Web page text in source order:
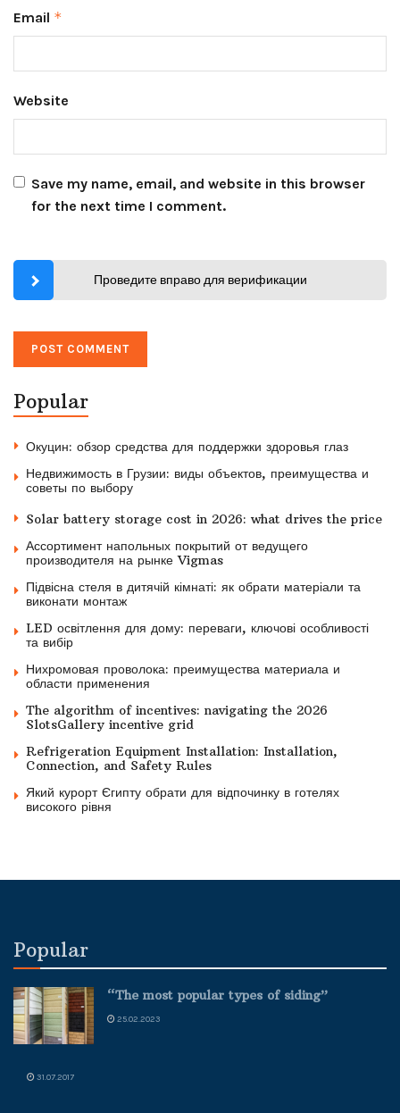
Email *
Website
Save my name, email, and website in this browser
for the next time I comment.
Проведите вправо для верификации
Popular
Окуцин: обзор средства для поддержки здоровья глаз
Недвижимость в Грузии: виды объектов, преимущества и
советы по выбору
Solar battery storage cost in 2026: what drives the price
Ассортимент напольных покрытий от ведущего
производителя на рынке Vigmas
Підвісна стеля в дитячій кімнаті: як обрати матеріали та
виконати монтаж
LED освітлення для дому: переваги, ключові особливості
та вибір
Нихромовая проволока: преимущества материала и
области применения
The algorithm of incentives: navigating the 2026
SlotsGallery incentive grid
Refrigeration Equipment Installation: Installation,
Connection, and Safety Rules
Який курорт Єгипту обрати для відпочинку в готелях
високого рівня
Popular
“The most popular types of siding”
25.02.2023
31.07.2017